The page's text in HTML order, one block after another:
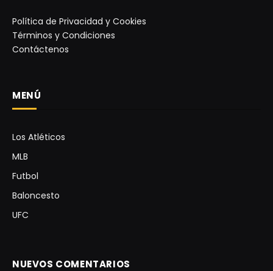
Política de Privacidad y Cookies
Términos y Condiciones
Contáctenos
MENÚ
Los Atléticos
MLB
Futbol
Baloncesto
UFC
NUEVOS COMENTARIOS